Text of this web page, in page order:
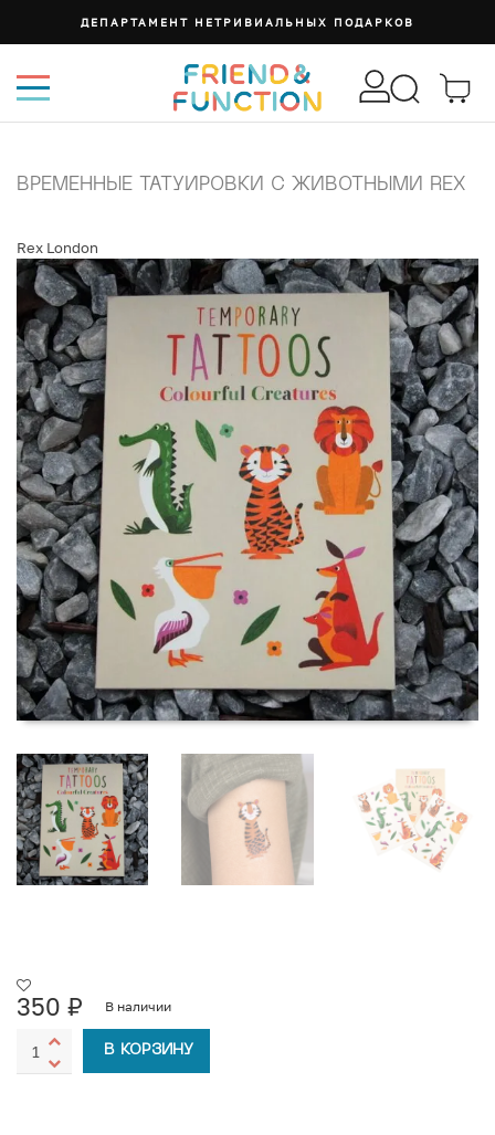
ДЕПАРТАМЕНТ НЕТРИВИАЛЬНЫХ ПОДАРКОВ
ВРЕМЕННЫЕ ТАТУИРОВКИ С ЖИВОТНЫМИ REX
Rex London
350 ₽ В наличии
В КОРЗИНУ